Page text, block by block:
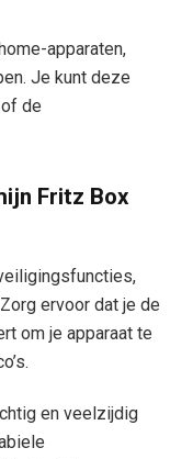
apparaten,
Je kunt deze
de
Fritz Box
ervoor dat je de
om je apparaat te
en veelzijdig